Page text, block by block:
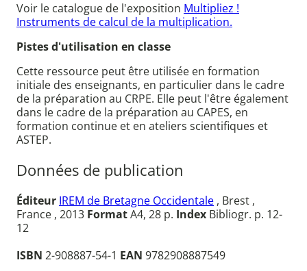
Voir le catalogue de l'exposition Multipliez !
Instruments de calcul de la multiplication.
Pistes d'utilisation en classe
Cette ressource peut être utilisée en formation
initiale des enseignants, en particulier dans le cadre
de la préparation au CRPE. Elle peut l'être également
dans le cadre de la préparation au CAPES, en
formation continue et en ateliers scientifiques et
ASTEP.
Données de publication
Éditeur IREM de Bretagne Occidentale , Brest ,
France , 2013 FormatA4, 28 p. Index Bibliogr. p. 12-
12
ISBN 2-908887-54-1 EAN 9782908887549